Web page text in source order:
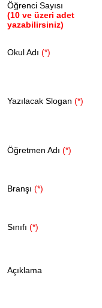
Öğrenci Sayısı
(10 ve üzeri adet
yazabilirsiniz)
Okul Adı (*)
Yazılacak Slogan (*)
Öğretmen Adı (*)
Branşı (*)
Sınıfı (*)
Açıklama